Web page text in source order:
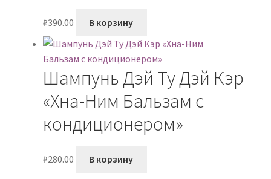
₽390.00 В корзину
Шампунь Дэй Ту Дэй Кэр
«Хна-Ним Бальзам с
кондиционером»
₽280.00 В корзину